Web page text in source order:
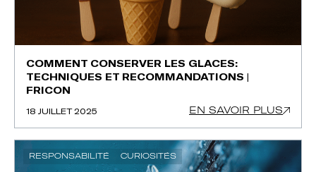
COMMENT CONSERVER LES GLACES:
TECHNIQUES ET RECOMMANDATIONS |
FRICON
18 JUILLET 2025 EN SAVOIR PLUS
RESPONSABILITÉ CURIOSITÉS